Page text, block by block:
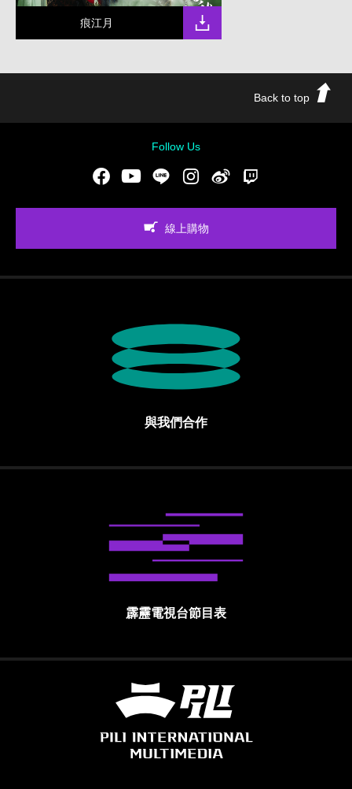
痕江月
Back to top
Follow Us
FacebookYoutubeLINE Instgram新浪微博
線上購物
與我們合作
霹靂電視台節目表
霹靂國際多媒體股份有限公司 PILI